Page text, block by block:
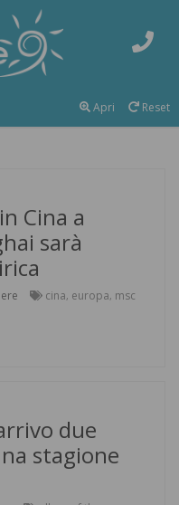
Reset
Apri
Cina a
sarà
cina, europa, msc
due
stagione